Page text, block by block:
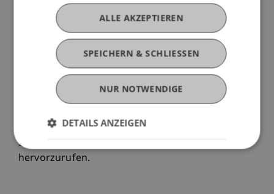
Führungskommunikation im digitalen Raum
effizienter und persönlicher zu gestalten.
Ihre Ergebnisse lassen somit Rückschlüsse darauf
zu, wie Mitarbeitende wahrscheinlich auf
bestimmte quasi-nonverbale Darstellungen
Empfehlungen für die Anpassung ihrer affektiven
Signale, um die gewünschten Reaktionen
hervorzurufen.
SPEICHERN & SCHLIESSEN
ALLE AKZEPTIEREN
NUR NOTWENDIGE
DETAILS ANZEIGEN